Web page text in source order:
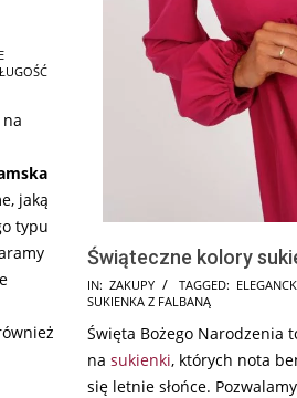
jaką
typu
Świąteczne kolory
2025-
12-
03
IN: ZAKUPY TAGGED:
SUKIENKA Z FALBANĄ
Święta Bożego Narodzenia
na sukienki, których nota
się letnie słońce.